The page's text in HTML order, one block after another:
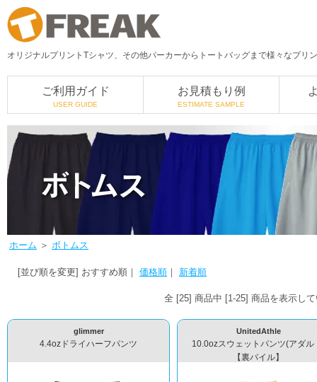
オリジナルプリントTシャツ、その他パーカーからトートバッグまで様々なプリ
ご利用ガイド
USER GUIDE
お見積もり例
ESTIMATE SAMPLE
ホーム ＞ ボトムス
[並び順を変更] おすすめ順 ｜ 価格順 ｜ 新着順
全 [25] 商品中 [1-25] 商品を表示し
glimmer
4.4ozドライハーフパンツ
UnitedAthle
10.0ozスウェットパンツ(アダル
【裏パイル】